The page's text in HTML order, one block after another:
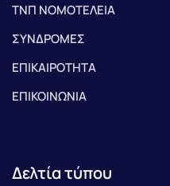
ΤΝΠ ΝΟΜΟΤΕΛΕΙΑ
ΣΥΝΔΡΟΜΕΣ
ΕΠΙΚΑΙΡΟΤΗΤΑ
ΕΠΙΚΟΙΝΩΝΙΑ
Δελτία τύπου